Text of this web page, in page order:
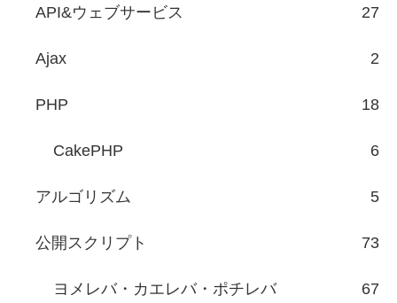
API&ウェブサービス 27
Ajax 2
PHP 18
CakePHP 6
アルゴリズム 5
公開スクリプト 73
ヨメレバ・カエレバ・ポチレバ 67